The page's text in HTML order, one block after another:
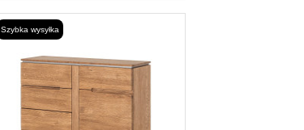
Szybka wysyłka